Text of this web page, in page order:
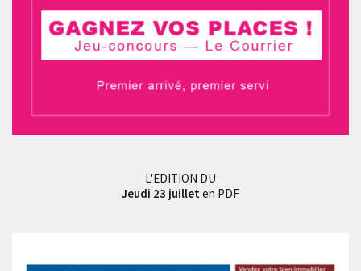
L'EDITION DU
Jeudi 23 juillet en PDF